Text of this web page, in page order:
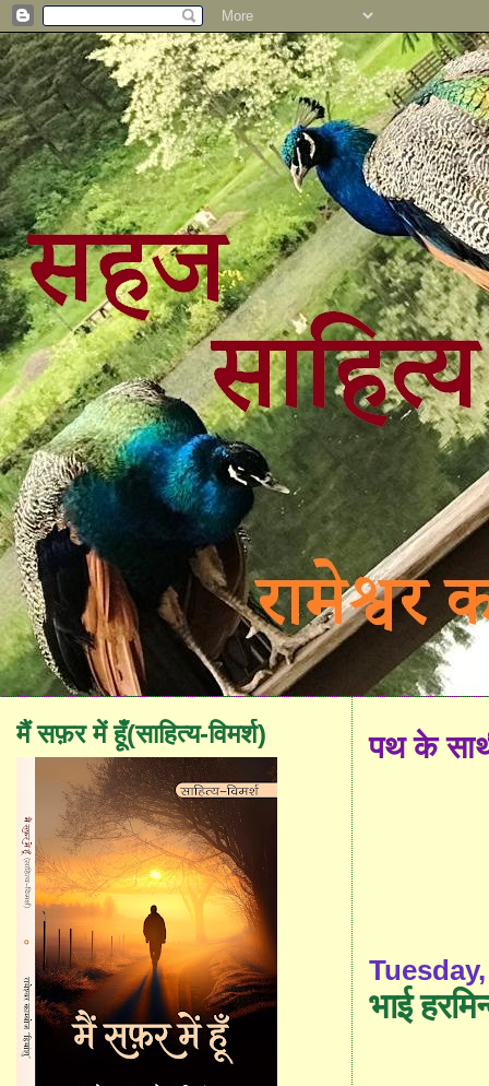
पथ के
भाई
मैं सफ़र में हूँ(साहित्य-विमर्श)